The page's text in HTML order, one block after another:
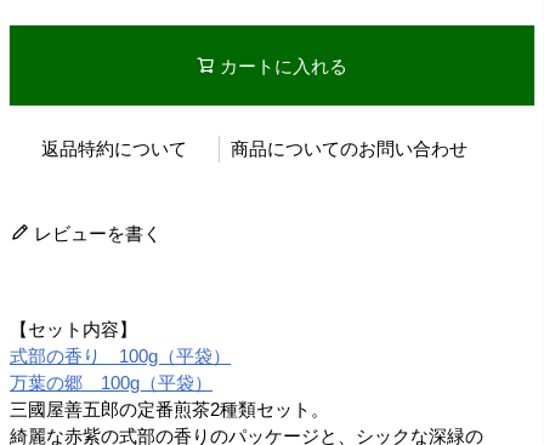
カートに入れる
返品特約について 商品についてのお問い合わせ
レビューを書く
【セット内容】
式部の香り 100g（平袋）
万葉の郷 100g（平袋）
三國屋善五郎の定番煎茶2種類セット。
綺麗な赤紫の式部の香りのパッケージと、シックな深緑の